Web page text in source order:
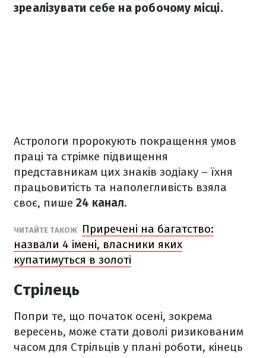
зреалізувати себе на робочому місці.
Астрологи пророкують покращення умов
праці та стрімке підвищення
представникам цих знаків зодіаку – їхня
працьовитість та наполегливість взяла
своє, пише 24 канал.
ЧИТАЙТЕ ТАКОЖ
Приречені на багатство:
назвали 4 імені, власники яких
купатимуться в золоті
Стрілець
Попри те, що початок осені, зокрема
вересень, може стати доволі ризикованим
часом для Стрільців у плані роботи, кінець